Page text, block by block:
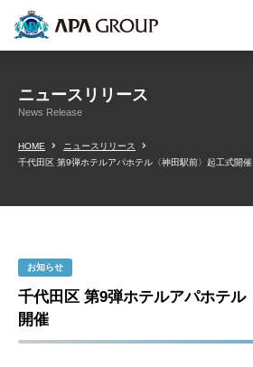
ニュースリリース
News Release
HOME
ニュースリリース
千代田区 第9弾ホテルアパホテル〈神田駅前〉起工式開催
お知らせ
千代田区 第9弾ホテルアパホテル
開催